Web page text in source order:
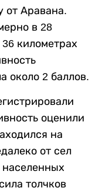
от Аравана.
в 28
километрах
около 2 баллов.
оценили
на
от сел
толчков